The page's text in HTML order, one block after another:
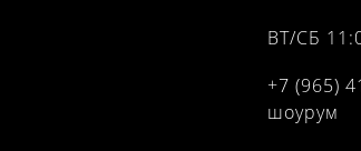
ВТ/СБ
+7 (965)
шоурум